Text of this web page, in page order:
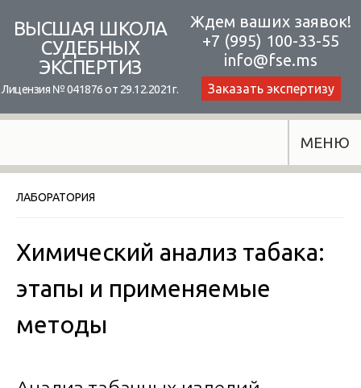
content
ВЫСШАЯ ШКОЛА
СУДЕБНЫХ
ЭКСПЕРТИЗ
Лицензия № 041876 от 29.12.2021г.
Ждем ваших заявок!
+7 (995) 100-33-55
info@fse.ms
Заказать экспертизу
МЕНЮ
ЛАБОРАТОРИЯ
Химический анализ табака:
этапы и применяемые
методы